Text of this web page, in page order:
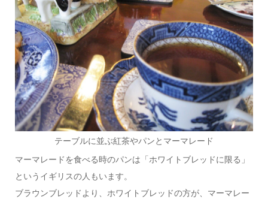
テーブルに並ぶ紅茶やパンとマーマレード
マーマレードを食べる時のパンは「ホワイトブレッドに限る」
というイギリスの人もいます。
ブラウンブレッドより、ホワイトブレッドの方が、マーマレー